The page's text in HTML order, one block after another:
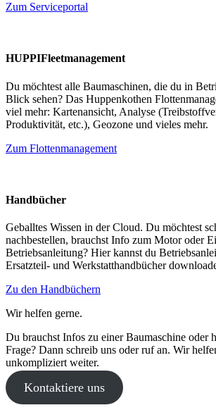
Zum Serviceportal
HUPPIFleetmanagement
Du möchtest alle Baumaschinen, die du in
Blick sehen? Das Huppenkothen
viel mehr: Kartenansicht, Analyse
Produktivität, etc.), Geozone und vieles mehr.
Zum Flottenmanagement
Handbücher
Geballtes Wissen in der Cloud. Du möchtest
nachbestellen, brauchst Info zum Motor oder
Betriebsanleitung? Hier kannst du
Ersatzteil- und Werkstatthandbücher
Zu den Handbüchern
Wir helfen gerne.
Du brauchst Infos zu einer Baumaschine oder
Frage? Dann schreib uns oder ruf an. Wir
unkompliziert weiter.
Kontaktiere uns